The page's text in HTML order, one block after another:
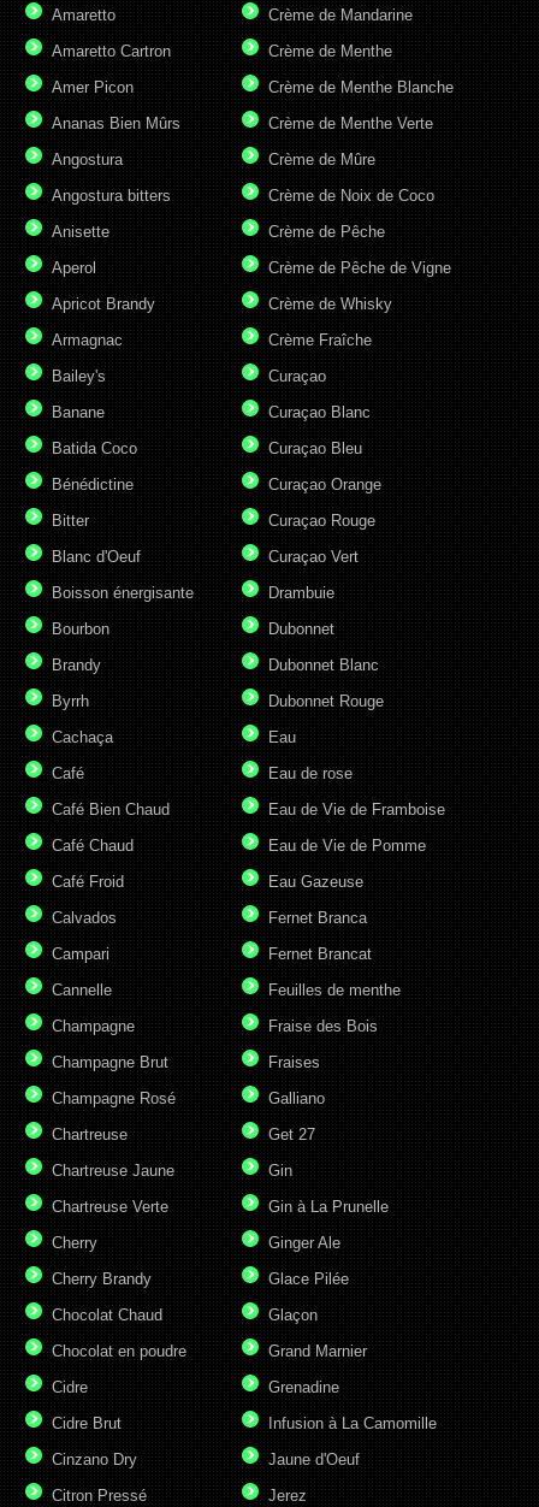
Amaretto
Amaretto Cartron
Amer Picon
Ananas Bien Mûrs
Angostura
Angostura bitters
Anisette
Aperol
Apricot Brandy
Armagnac
Bailey's
Banane
Batida Coco
Bénédictine
Bitter
Blanc d'Oeuf
Boisson énergisante
Bourbon
Brandy
Byrrh
Cachaça
Café
Café Bien Chaud
Café Chaud
Café Froid
Calvados
Campari
Cannelle
Champagne
Champagne Brut
Champagne Rosé
Chartreuse
Chartreuse Jaune
Chartreuse Verte
Cherry
Cherry Brandy
Chocolat Chaud
Chocolat en poudre
Cidre
Cidre Brut
Cinzano Dry
Citron Pressé
Crème de Mandarine
Crème de Menthe
Crème de Menthe Blanche
Crème de Menthe Verte
Crème de Mûre
Crème de Noix de Coco
Crème de Pêche
Crème de Pêche de Vigne
Crème de Whisky
Crème Fraîche
Curaçao
Curaçao Blanc
Curaçao Bleu
Curaçao Orange
Curaçao Rouge
Curaçao Vert
Drambuie
Dubonnet
Dubonnet Blanc
Dubonnet Rouge
Eau
Eau de rose
Eau de Vie de Framboise
Eau de Vie de Pomme
Eau Gazeuse
Fernet Branca
Fernet Brancat
Feuilles de menthe
Fraise des Bois
Fraises
Galliano
Get 27
Gin
Gin à La Prunelle
Ginger Ale
Glace Pilée
Glaçon
Grand Marnier
Grenadine
Infusion à La Camomille
Jaune d'Oeuf
Jerez